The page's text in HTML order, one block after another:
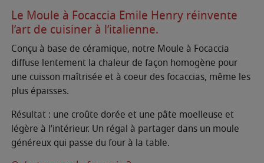
Le Moule à Focaccia Emile Henry réinvente
l’art de cuisiner à l’italienne.
Conçu à base de céramique, notre Moule à Focaccia
diffuse lentement la chaleur de façon homogène pour
une cuisson maîtrisée et à coeur des focaccias, même les
plus épaisses.
Résultat : une croûte dorée et une pâte moelleuse et
légère à l’intérieur. Un régal à partager dans un moule
généreux qui passe du four à la table.